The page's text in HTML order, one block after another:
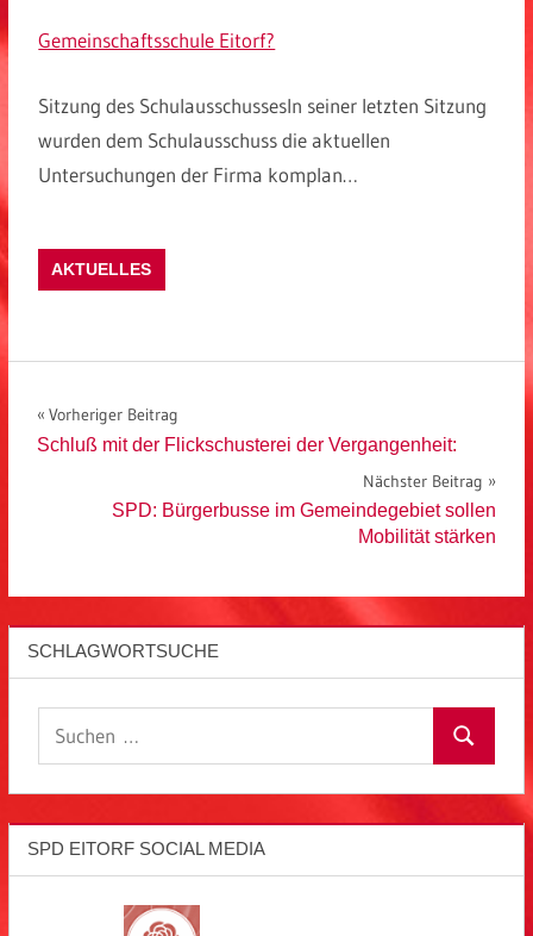
Gemeinschaftsschule Eitorf?
Sitzung des SchulausschussesIn seiner letzten Sitzung
wurden dem Schulausschuss die aktuellen
Untersuchungen der Firma komplan…
AKTUELLES
Beitragsnavigation
Vorheriger Beitrag
Schluß mit der Flickschusterei der Vergangenheit:
Nächster Beitrag
SPD: Bürgerbusse im Gemeindegebiet sollen
Mobilität stärken
SCHLAGWORTSUCHE
Suchen
SPD EITORF SOCIAL MEDIA